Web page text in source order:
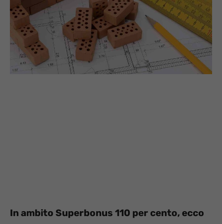
In ambito Superbonus 110 per cento, ecco